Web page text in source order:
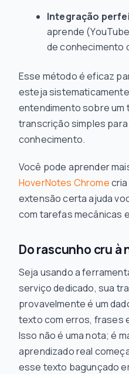
Integração
aprende
de conhecimento
Esse método é eficaz
esteja
entendimento sobre um
transcrição simples
conhecimento.
Você pode aprender
HoverNotes Chrome
extensão certa ajuda
com tarefas mecânicas
Do rascunho cru
Seja usando a
serviço dedicado, sua
provavelmente é um
texto com erros, frases
Isso não é uma nota; é
aprendizado real
esse texto bagunçado